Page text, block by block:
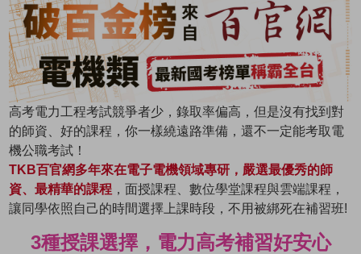
高考電力工程考試競爭者少，錄取率偏高，但是沒有找到對
的師資、好的課程，你一樣繞遠路準備，還不一定能考取電
機公職考試！
TKB百官網多年來在電子電機領域專研，嚴選最優秀的師
資、最精華的課程 ，面授課程、數位學堂課程與雲端課程，
讓同學依照自己的時間選擇上課時段，不用被綁死在補習班!
3種授課選擇，電力高考補習好安心